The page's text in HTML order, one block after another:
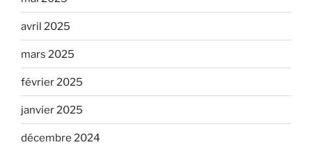
avril 2025
mars 2025
février 2025
janvier 2025
décembre 2024